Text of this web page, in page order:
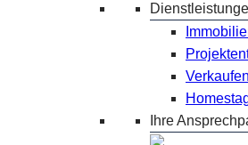
Verkaufen
Ihre